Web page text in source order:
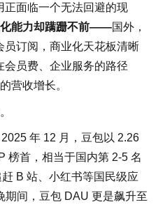
正面临一个无法回避的现
化能力却蹒跚不前——国外，
订阅，商业化天花板清晰
会员费、企业服务的路径
营收增长。
年 12 月，豆包以 2.26
榜首，相当于国内第 2-5 名
B 站、小红书等国民级应
期间，豆包 DAU 更是飙升至